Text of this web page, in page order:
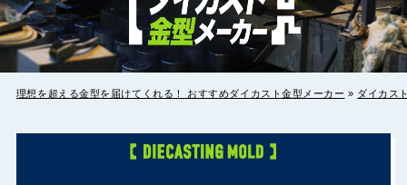
理想を超える金型を届けてくれる！ おすすめダイカスト金型メーカー » ダイカス